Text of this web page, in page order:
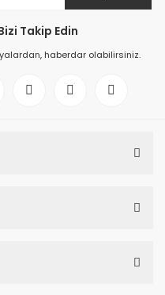
Takip Edin
haberdar olabilirsiniz.